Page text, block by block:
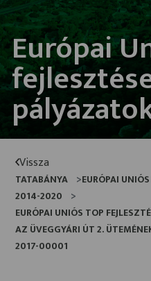
Európai
Vissza
TATABÁNYA
EURÓPAI
2014-2020
EURÓPAI UNIÓS TOP
AZ ÜVEGGYÁRI ÚT 2.
2017-00001